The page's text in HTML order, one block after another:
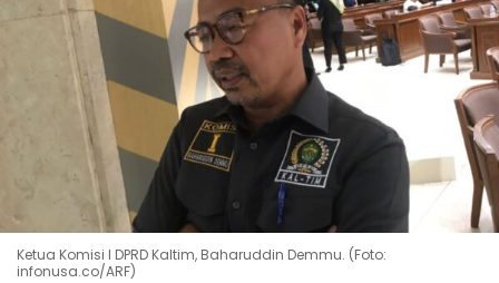
Ketua Komisi I DPRD Kaltim, Baharuddin Demmu. (Foto:
infonusa.co/ARF)